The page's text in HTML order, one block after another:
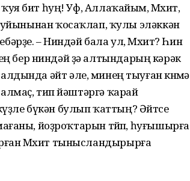
бит һуң! Уф, Аллаҡайым, Мөхит,
муйынынан ҡосаҡлап, ҡулы эләккән
– Ниндәй бала ул, Мөхит? Һин
бер ниндәй ҙә алтындарың кәрәк
алдында әйт әле, минең тыуған көнөмә
тип йәштәргә ҡарай
бүкән булып ҡаттың? Әйтсе
йоҙроҡтарын төйөп, һуғышырға
Мөхит тынысландырырға